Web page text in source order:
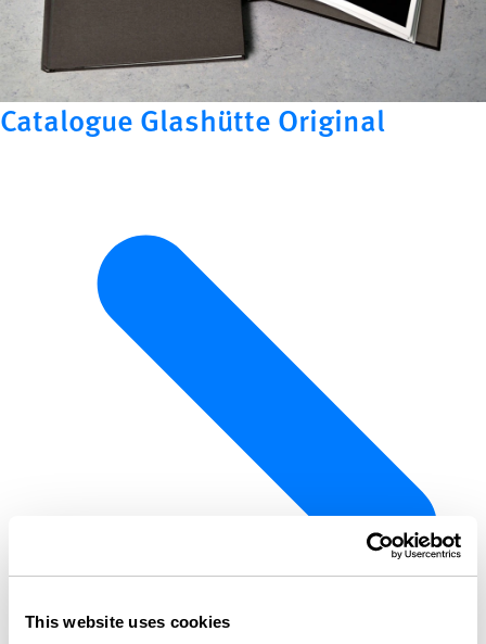
This website uses cookies
Catalogue Glashütte Original